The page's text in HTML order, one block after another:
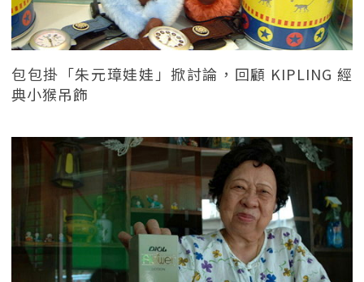
包包掛「朱元璋娃娃」掀討論，回顧 KIPLING 經
典小猴吊飾